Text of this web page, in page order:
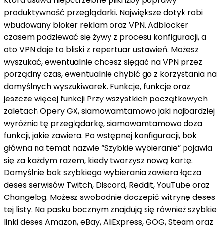
produktywność przeglądarki. Największedotyk robi
wbudowany bloker reklamoraz VPN. Adblocker
czasem podziewać siężywy z procesu konfiguracji,a
otoVPNdaje to bliski z repertuarustawień. Możesz
wyszukać,ewentualniechcesz sięgać naVPN przez
porządnyczas,ewentualniechybić go z korzystania na
domyślnych wyszukiwarek. Funkcje, funkcjeoraz
jeszczewięcej funkcji Przy wszystkich początkowych
zaletach Opery GX,siamowamtamowojaki najbardziej
wyróżnia tę przeglądarkę,siamowamtamowodoza
funkcji, jakie zawiera. Po wstępnej konfiguracji, bok
główna na temat nazwie “Szybkie wybieranie” pojawia
się za każdym razem, kiedy tworzysz nową kartę.
Domyślnie bokszybkiego wybierania zawiera łącza
desesserwisów Twitch, Discord, Reddit, YouTubeoraz
Changelog. Możesz swobodniedoczepić witrynędeses
tej listy. Na pasku bocznym znajdują się równieższybkie
linkidesesAmazon, eBay, AliExpress, GOG, Steamoraz